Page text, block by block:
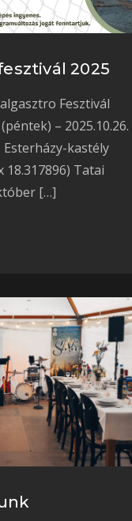
2025
Fesztivál
– 2025.10.26.
kastély
18.317896) Tatai
[…]